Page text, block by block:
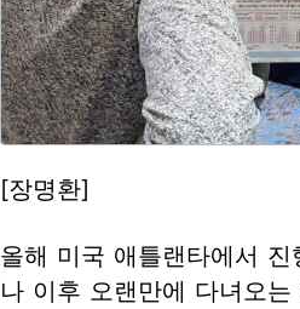
[장명환]
올해 미국 애틀랜타에서
나 이후 오랜만에 다녀오